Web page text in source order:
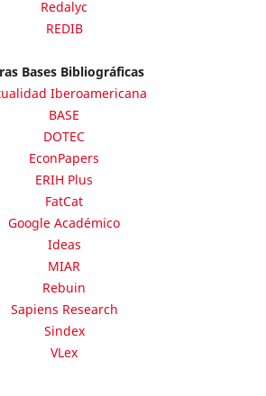
Redalyc
REDIB
Bases Bibliográficas
Iberoamericana
BASE
DOTEC
EconPapers
ERIH Plus
FatCat
Google Académico
Ideas
MIAR
Rebuin
Sapiens Research
Sindex
VLex